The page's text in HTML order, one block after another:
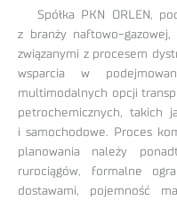
Spółka PKN ORLEN,
z branży naftowo-gazowej,
związanymi z procesem
wsparcia w
multimodalnych opcji
petrochemicznych, takich
i samochodowe. Proces
planowania należy
rurociągów, formalne
dostawami, pojemność